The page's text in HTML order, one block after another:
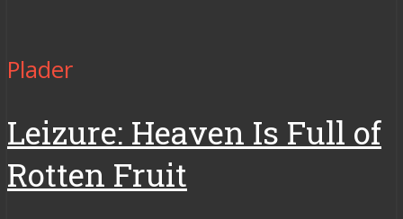
Plader
Leizure: Heaven Is Full of
Rotten Fruit